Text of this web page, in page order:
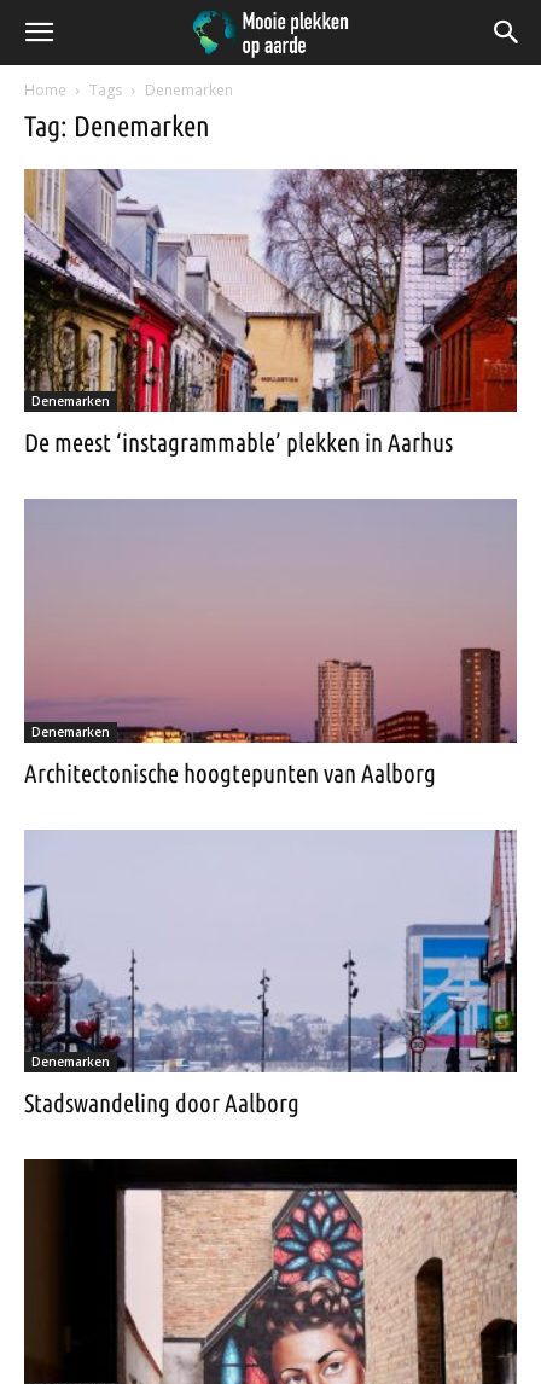
Home Tags Denemarken
Tag: Denemarken
Denemarken
De meest ‘instagrammable’ plekken in Aarhus
Denemarken
Architectonische hoogtepunten van Aalborg
Denemarken
Stadswandeling door Aalborg